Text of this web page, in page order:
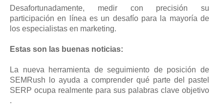
Desafortunadamente, medir con precisión su
participación en línea es un desafío para la mayoría de
los especialistas en marketing.
Estas son las buenas noticias:
La nueva herramienta de seguimiento de posición de
SEMRush lo ayuda a comprender qué parte del pastel
SERP ocupa realmente para sus palabras clave objetivo
.